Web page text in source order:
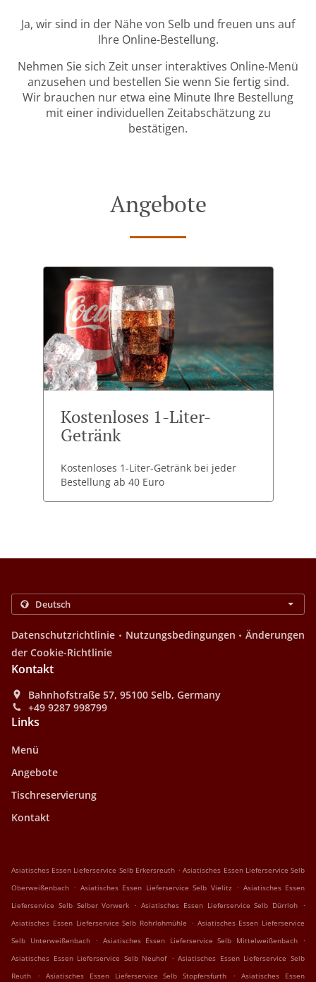
Ja, wir sind in der Nähe von Selb und freuen uns auf
Ihre Online-Bestellung.
Nehmen Sie sich Zeit unser interaktives Online-Menü
anzusehen und bestellen Sie wenn Sie fertig sind.
Wir brauchen nur etwa eine Minute Ihre Bestellung
mit einer individuellen Zeitabschätzung zu
bestätigen.
Angebote
Kostenloses 1-Liter-
Getränk
Kostenloses 1-Liter-Getränk bei jeder
Bestellung ab 40 Euro
Datenschutzrichtlinie . Nutzungsbedingungen . Änderungen
der Cookie-Richtlinie
Kontakt
Bahnhofstraße 57, 95100 Selb, Germany
+49 9287 998799
Links
Menü
Angebote
Tischreservierung
Kontakt
Asiatisches Essen Lieferservice Selb Erkersreuth . Asiatisches Essen Lieferservice Selb
Oberweißenbach . Asiatisches Essen Lieferservice Selb Vielitz . Asiatisches Essen
Lieferservice Selb Selber Vorwerk . Asiatisches Essen Lieferservice Selb Dürrloh .
Asiatisches Essen Lieferservice Selb Rohrlohmühle . Asiatisches Essen Lieferservice
Selb Unterweißenbach
. Asiatisches Essen Lieferservice Selb Mittelweißenbach
.
Asiatisches Essen Lieferservice Selb Neuhof . Asiatisches Essen Lieferservice Selb
Reuth
. Asiatisches Essen Lieferservice Selb Stopfersfurth . Asiatisches Essen